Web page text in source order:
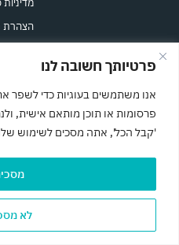
פרטיותך חשובה לנו
אנו משתמשים בעוגיות כדי לשפר
פרסומות או תוכן מותאם אישית,
'קבל הכל', אתה מסכים לשימוש
לא
הצהרת
עוצב ונבנה ב-♥︎ ע"י